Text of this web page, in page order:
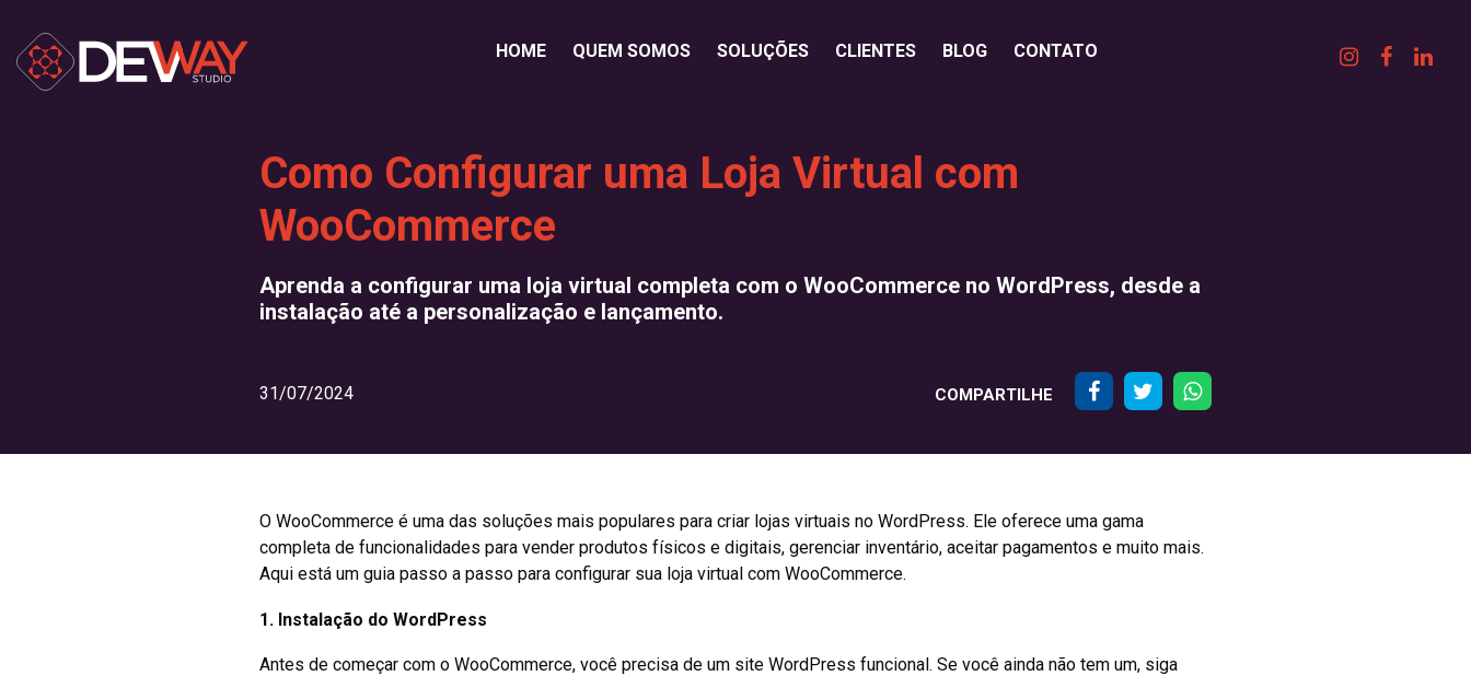
HOME QUEM SOMOS SOLUÇÕES CLIENTES BLOG CONTATO
Como Configurar uma Loja Virtual com
WooCommerce
Aprenda a configurar uma loja virtual completa com o WooCommerce no WordPress, desde a
instalação até a personalização e lançamento.
31/07/2024 COMPARTILHE
O WooCommerce é uma das soluções mais populares para criar lojas virtuais no WordPress. Ele oferece uma gama
completa de funcionalidades para vender produtos físicos e digitais, gerenciar inventário, aceitar pagamentos e muito mais.
Aqui está um guia passo a passo para configurar sua loja virtual com WooCommerce.
1. Instalação do WordPress
Antes de começar com o WooCommerce, você precisa de um site WordPress funcional. Se você ainda não tem um, siga